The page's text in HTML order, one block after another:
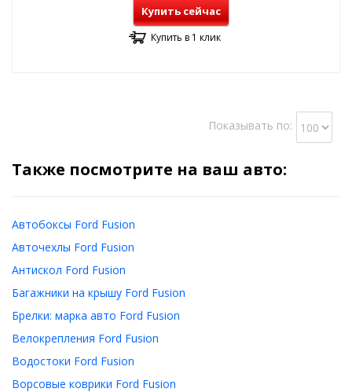
Купить сейчас
Купить в 1 клик
Показывать по:
Также посмотрите на ваш авто:
Автобоксы Ford Fusion
Авточехлы Ford Fusion
Антискол Ford Fusion
Багажники на крышу Ford Fusion
Брелки: марка авто Ford Fusion
Велокрепления Ford Fusion
Водостоки Ford Fusion
Ворсовые коврики Ford Fusion